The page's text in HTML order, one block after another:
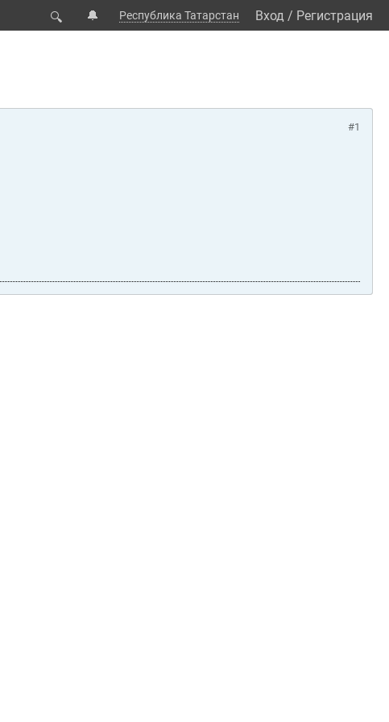
🔍 🔔 Республика Татарстан Вход / Регистрация
#1